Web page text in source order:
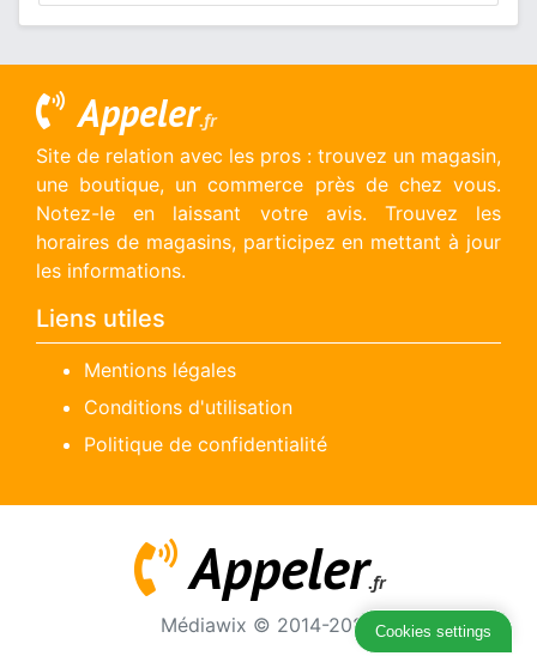
Appeler.fr
Site de relation avec les pros : trouvez un magasin,
une boutique, un commerce près de chez vous.
Notez-le en laissant votre avis. Trouvez les
horaires de magasins, participez en mettant à jour
les informations.
Liens utiles
Mentions légales
Conditions d'utilisation
Politique de confidentialité
Appeler.fr
Médiawix © 2014-2026Cookies settings